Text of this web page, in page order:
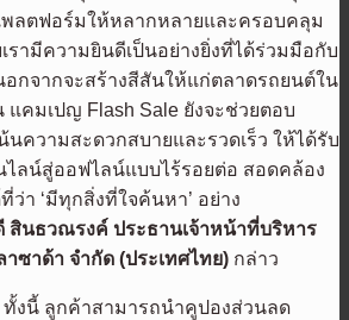
ลตฟอร์มให้หลากหลายและครอบคลุม
รามีความยินดีเป็นอย่างยิ่งที่ได้ร่วมมือกับ
อกจากจะสร้างสีสันให้แก่ตลาดรถยนต์ใน
แคมเปญ Flash Sale ยังจะช่วยตอบ
ความสะดวกสบายและรวดเร็ว ให้ได้รับ
ลน์สู่ออฟไลน์แบบไร้รอยต่อ สอดคล้อง
ว่า ‘มีทุกสิ่งที่ใจค้นหา’ อย่าง
สินธวณรงค์ ประธานเจ้าหน้าที่บริหาร
ซาด้า จำกัด (ประเทศไทย) กล่าว
ทั้งนี้ ลูกค้าสามารถนำคูปองส่วนลด